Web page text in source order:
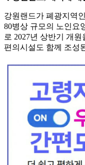
강원랜드가 폐광지역
80병상 규모의 노인요
로 2027년 상반기 개
편의시설도 함께 조성